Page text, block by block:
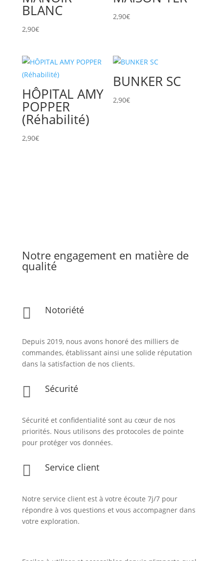
BLANC
2,90€
2,90€
HÔPITAL AMY
POPPER
(Réhabilité)
2,90€
BUNKER SC
2,90€
Notre engagement en matière de
qualité
 Notoriété
Depuis 2019, nous avons honoré des milliers de
commandes, établissant ainsi une solide réputation
dans la satisfaction de nos clients.
 Sécurité
Sécurité et confidentialité sont au cœur de nos
priorités. Nous utilisons des protocoles de pointe
pour protéger vos données.
 Service client
Notre service client est à votre écoute 7j/7 pour
répondre à vos questions et vous accompagner dans
votre exploration.